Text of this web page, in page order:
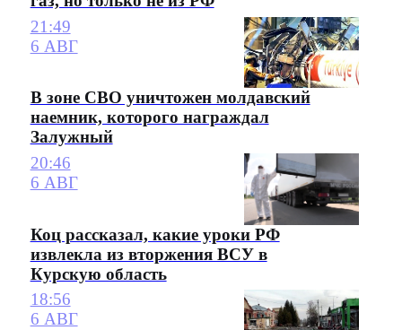
21:49
6 АВГ
В зоне СВО уничтожен молдавский
наемник, которого награждал
Залужный
20:46
6 АВГ
Коц рассказал, какие уроки РФ
извлекла из вторжения ВСУ в
Курскую область
18:56
6 АВГ